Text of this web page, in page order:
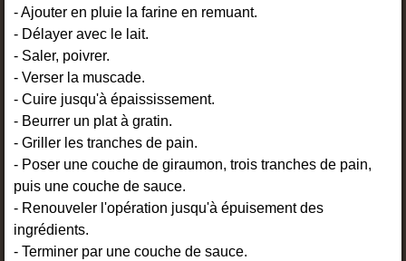
- Ajouter en pluie la farine en remuant.
- Délayer avec le lait.
- Saler, poivrer.
- Verser la muscade.
- Cuire jusqu'à épaississement.
- Beurrer un plat à gratin.
- Griller les tranches de pain.
- Poser une couche de giraumon, trois tranches de pain,
puis une couche de sauce.
- Renouveler l'opération jusqu'à épuisement des
ingrédients.
- Terminer par une couche de sauce.